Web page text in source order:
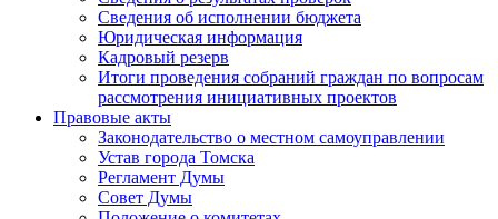
Сведения об исполнении бюджета
Юридическая информация
Кадровый резерв
Итоги проведения собраний граждан по вопросам
рассмотрения инициативных проектов
Правовые акты
Законодательство о местном самоуправлении
Устав города Томска
Регламент Думы
Совет Думы